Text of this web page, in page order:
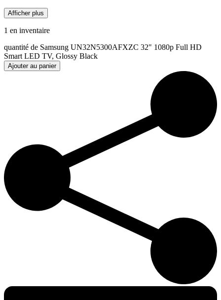
Afficher plus
1 en inventaire
quantité de Samsung UN32N5300AFXZC 32" 1080p Full HD
Smart LED TV, Glossy Black
Ajouter au panier